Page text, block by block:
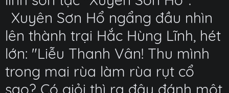
Xuyên Sơn Hổ ngẩng đầu nhìn
lên thành trại Hắc Hùng Lĩnh, hét
lớn: "Liễu Thanh Vân! Thu mình
trong mai rùa làm rùa rụt cổ
sao? Có giỏi thì ra đây đánh một